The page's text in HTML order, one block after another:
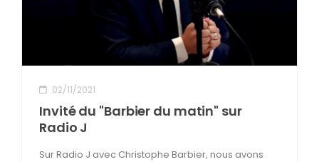
02/11/2021
Invité du "Barbier du matin" sur
Radio J
Sur Radio J avec Christophe Barbier, nous avons